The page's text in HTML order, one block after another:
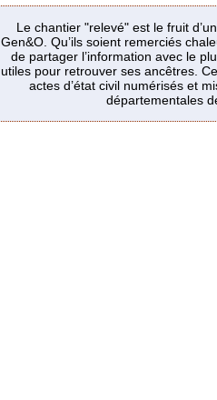
Le chantier "relevé" est le fruit
Gen&O. Qu’ils soient remerciés
de partager l’information avec le
utiles pour retrouver ses ancêtres.
actes d’état civil numérisés et
départementales